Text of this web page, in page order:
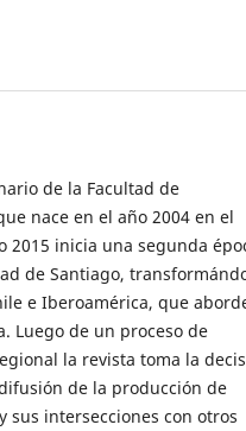
de la Facultad de
nace en el año 2004 en el
2015 inicia una segunda
de Santiago,
e Iberoamérica, que
Luego de un proceso de
la revista toma la
de la producción de
sus intersecciones con otros